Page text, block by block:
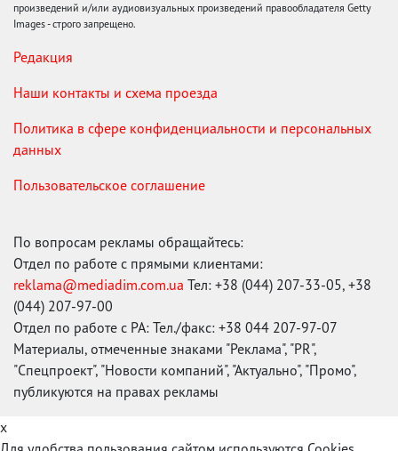
произведений и/или аудиовизуальных произведений правообладателя Getty
Images - строго запрещено.
Редакция
Наши контакты и схема проезда
Политика в сфере конфиденциальности и персональных
данных
Пользовательское соглашение
По вопросам рекламы обращайтесь:
Отдел по работе с прямыми клиентами:
reklama@mediadim.com.ua Тел: +38 (044) 207-33-05, +38
(044) 207-97-00
Отдел по работе с РА: Тел./факс: +38 044 207-97-07
Материалы, отмеченные знаками "Реклама", "PR",
"Спецпроект", "Новости компаний", "Актуально", "Промо",
публикуются на правах рекламы
x